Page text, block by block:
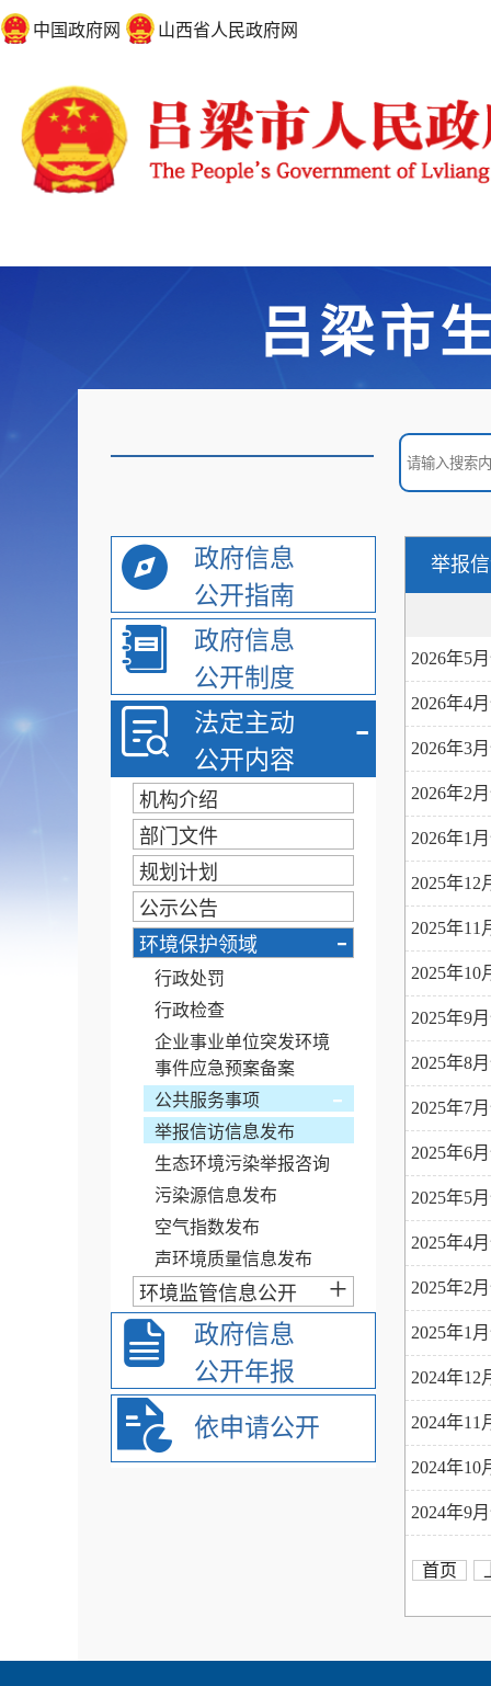
中国政府网 山西省人民政府网
吕梁市
政府信息
公开指南
政府信息
公开制度
法定主动
公开内容
-
机构介绍
部门文件
规划计划
公示公告
环境保护领域
-
行政处罚
行政检查
企业事业单位突发环境
事件应急预案备案
公共服务事项
-
举报信访信息发布
生态环境污染举报咨询
污染源信息发布
空气指数发布
声环境质量信息发布
环境监管信息公开 +
政府信息
公开年报
依申请公开
举报
2026年5
2026年4
2026年3
2026年2
2026年1
2025年12
2025年11
2025年10
2025年9
2025年8
2025年7
2025年6
2025年5
2025年4
2025年2
2025年1
2024年12
2024年11
2024年10
2024年9
首页